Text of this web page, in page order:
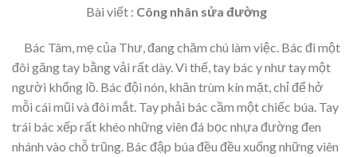
Bài viết : Công nhân sửa đường
Bác Tâm, mẹ của Thư, đang chăm chú làm việc. Bác đi một
đôi găng tay bằng vải rất dày. Vì thế, tay bác y như tay một
người khổng lồ. Bác đội nón, khăn trùm kín mặt, chỉ để hở
mỗi cái mũi và đôi mắt. Tay phải bác cầm một chiếc búa. Tay
trái bác xếp rất khéo những viên đá bọc nhựa đường đen
nhánh vào chỗ trũng. Bác đập búa đều đều xuống những viên